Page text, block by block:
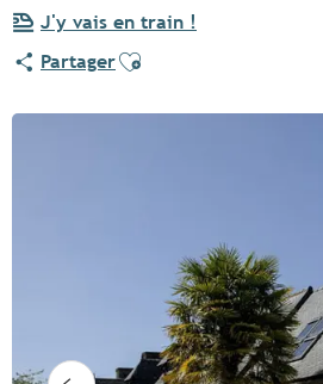
J'y vais en train !
PartagerAjouter aux favoris